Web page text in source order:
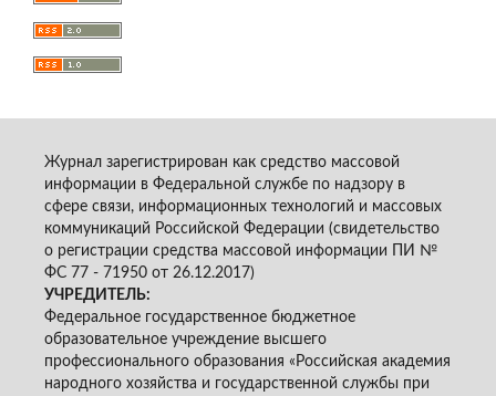
Журнал зарегистрирован как средство массовой
информации в Федеральной службе по надзору в
сфере связи, информационных технологий и массовых
коммуникаций Российской Федерации (свидетельство
о регистрации средства массовой информации ПИ №
ФС 77 - 71950 от 26.12.2017)
УЧРЕДИТЕЛЬ:
Федеральное государственное бюджетное
образовательное учреждение высшего
профессионального образования «Российская академия
народного хозяйства и государственной службы при